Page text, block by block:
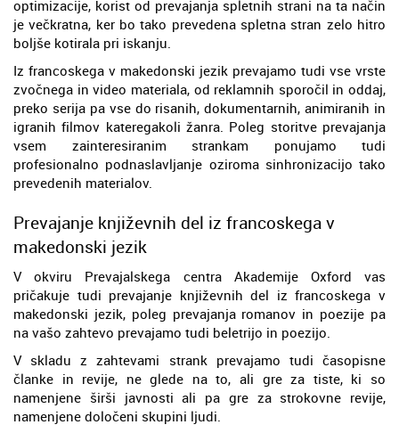
optimizacije, korist od prevajanja spletnih strani na ta način
je večkratna, ker bo tako prevedena spletna stran zelo hitro
boljše kotirala pri iskanju.
Iz francoskega v makedonski jezik prevajamo tudi vse vrste
zvočnega in video materiala, od reklamnih sporočil in oddaj,
preko serija pa vse do risanih, dokumentarnih, animiranih in
igranih filmov kateregakoli žanra. Poleg storitve prevajanja
vsem zainteresiranim strankam ponujamo tudi
profesionalno podnaslavljanje oziroma sinhronizacijo tako
prevedenih materialov.
Prevajanje književnih del iz francoskega v
makedonski jezik
V okviru Prevajalskega centra Akademije Oxford vas
pričakuje tudi prevajanje književnih del iz francoskega v
makedonski jezik, poleg prevajanja romanov in poezije pa
na vašo zahtevo prevajamo tudi beletrijo in poezijo.
V skladu z zahtevami strank prevajamo tudi časopisne
članke in revije, ne glede na to, ali gre za tiste, ki so
namenjene širši javnosti ali pa gre za strokovne revije,
namenjene določeni skupini ljudi.